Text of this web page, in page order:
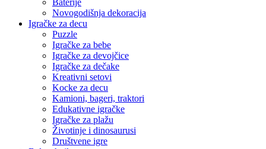
Novogodišnja dekoracija
Igračke za decu
Puzzle
Igračke za bebe
Igračke za devojčice
Igračke za dečake
Kreativni setovi
Kocke za decu
Kamioni, bageri, traktori
Edukativne igračke
Igračke za plažu
Životinje i dinosaurusi
Društvene igre